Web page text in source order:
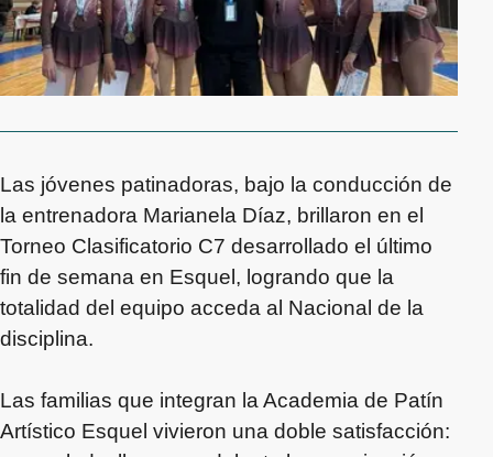
Las jóvenes patinadoras, bajo la conducción de
la entrenadora Marianela Díaz, brillaron en el
Torneo Clasificatorio C7 desarrollado el último
fin de semana en Esquel, logrando que la
totalidad del equipo acceda al Nacional de la
disciplina.
Las familias que integran la Academia de Patín
Artístico Esquel vivieron una doble satisfacción: